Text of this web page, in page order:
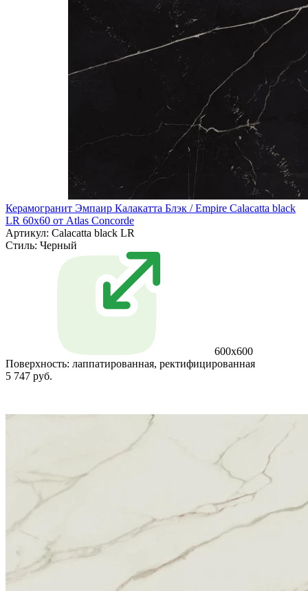
Керамогранит Эмпаир Калакатта Блэк / Empire Calacatta black
LR 60x60 от Atlas Concorde
Артикул: Calacatta black LR
Стиль: Черный
600x600
Поверхность: лаппатированная, ректифицированная
5 747 руб.